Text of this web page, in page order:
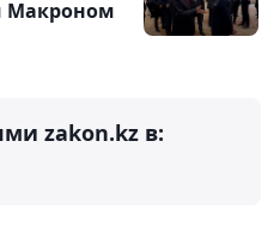
Макроном
zakon.kz в: